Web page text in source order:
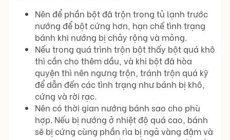
Nên để phần bột đã trộn trong tủ lạnh trước
nướng để bột cứng hơn, hạn chế tình trạng
bánh khi nướng bị chảy rộng và mỏng.
Nếu trong quá trình trộn bột thấy bột quá khô
thì cần cho thêm dầu, và khi bột đã hòa
quyện thì nên ngưng trộn, tránh trộn quá kỹ
để dẫn đến các tình trạng như bánh bị khô,
cứng và rời rạc.
Nên có thời gian nướng bánh sao cho phù
hợp. Nếu bị nướng ở nhiệt độ quá cao, bánh
sẽ bị cứng cùng phần rìa bị ngả vàng đậm và